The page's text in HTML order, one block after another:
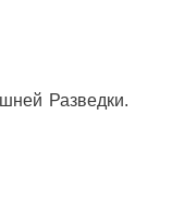
Разведки.